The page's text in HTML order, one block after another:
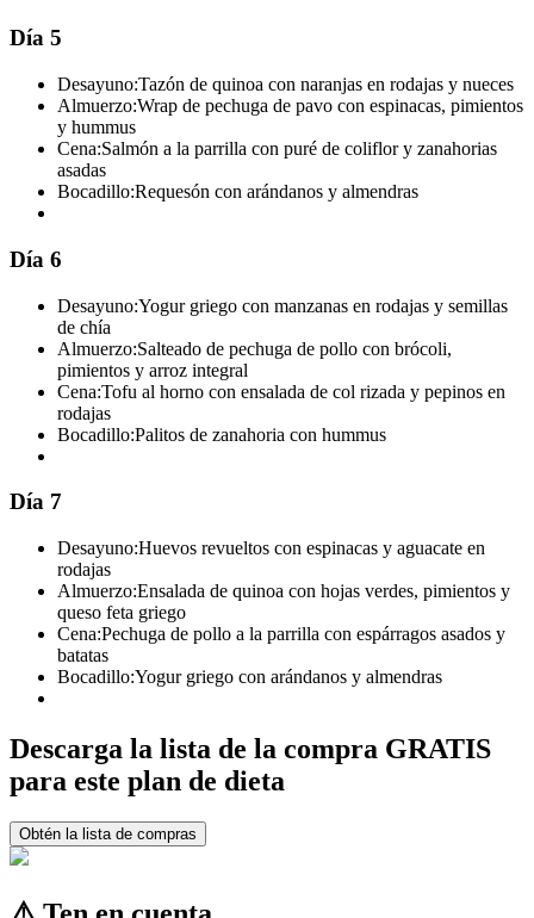
Día 5
Desayuno:Tazón de quinoa con naranjas en rodajas y nueces
Almuerzo:Wrap de pechuga de pavo con espinacas, pimientos
y hummus
Cena:Salmón a la parrilla con puré de coliflor y zanahorias
asadas
Bocadillo:Requesón con arándanos y almendras
Día 6
Desayuno:Yogur griego con manzanas en rodajas y semillas
de chía
Almuerzo:Salteado de pechuga de pollo con brócoli,
pimientos y arroz integral
Cena:Tofu al horno con ensalada de col rizada y pepinos en
rodajas
Bocadillo:Palitos de zanahoria con hummus
Día 7
Desayuno:Huevos revueltos con espinacas y aguacate en
rodajas
Almuerzo:Ensalada de quinoa con hojas verdes, pimientos y
queso feta griego
Cena:Pechuga de pollo a la parrilla con espárragos asados y
batatas
Bocadillo:Yogur griego con arándanos y almendras
Descarga la lista de la compra GRATIS
para este plan de dieta
Obtén la lista de compras